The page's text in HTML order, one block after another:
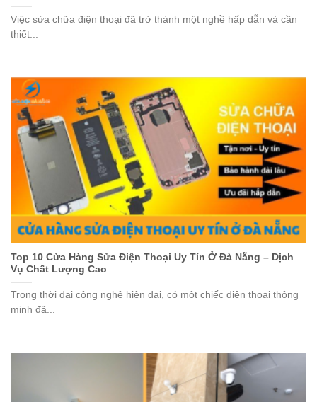
Việc sửa chữa điện thoại đã trở thành một nghề hấp dẫn và cần
thiết...
Top 10 Cửa Hàng Sửa Điện Thoại Uy Tín Ở Đà Nẵng – Dịch
Vụ Chất Lượng Cao
Trong thời đại công nghệ hiện đại, có một chiếc điện thoại thông
minh đã...